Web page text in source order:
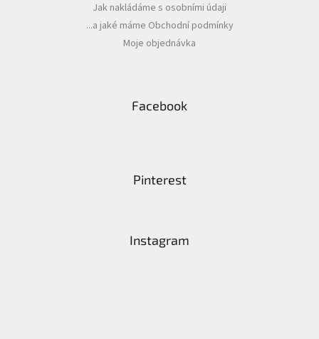
Jak nakládáme s osobními údaji
...a jaké máme Obchodní podmínky
Moje objednávka
Facebook
Pinterest
Instagram